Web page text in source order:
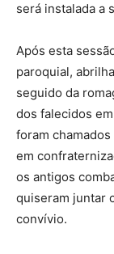
será instalada a
Após esta
paroquial,
seguido da
dos falecidos
foram
em
os antigos
quiseram juntar
convívio.